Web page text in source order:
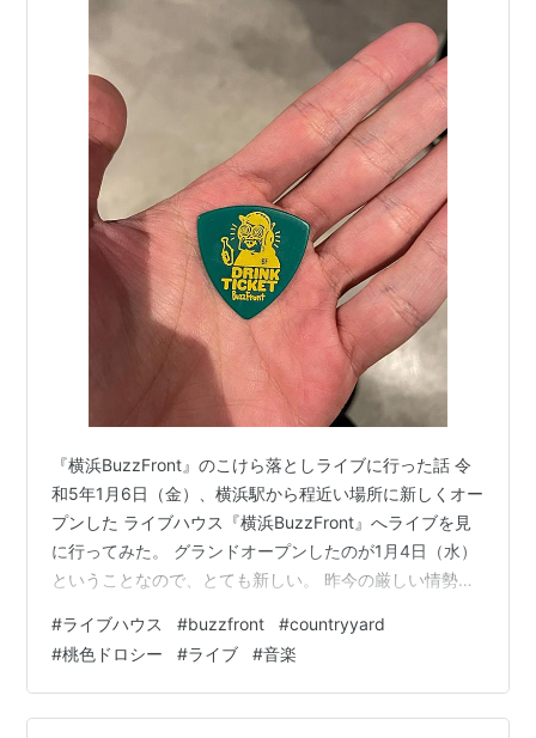
『横浜BuzzFront』のこけら落としライブに行った話 令
和5年1月6日（金）、横浜駅から程近い場所に新しくオー
プンした ライブハウス『横浜BuzzFront』へライブを見
に行ってみた。 グランドオープンしたのが1月4日（水）
ということなので、とても新しい。 昨今の厳しい情勢の
感服する。 ライブの内容込みで書き記してみたいと思
う。 横浜BuzzFrontについて ライブについて 終わりに
横浜BuzzFrontについて 《情報》 会場名：横浜
BuzzFront 住所：神奈川県横浜市西区北幸2-7-10 高見澤
#ライブハウス #buzzfront #countryyard
#桃色ドロシー #ライブ #音楽